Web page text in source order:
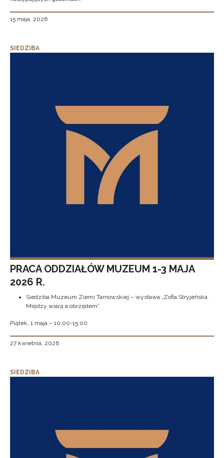
15 maja, 2026
SIEDZIBA
PRACA ODDZIAŁÓW MUZEUM 1-3 MAJA
2026 R.
Siedziba Muzeum Ziemi Tarnowskiej – wystawa „Zofia Stryjeńska.
Między wiarą a obrzędem”
Piątek, 1 maja – 10:00-15:00
27 kwietnia, 2026
SIEDZIBA